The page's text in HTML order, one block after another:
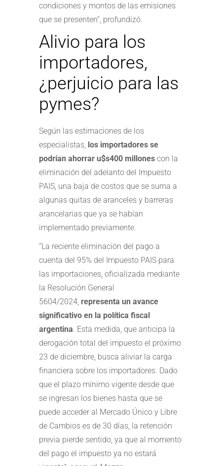
condiciones y montos de las emisiones
que se presenten”, profundizó.
Alivio para los
importadores,
¿perjuicio para las
pymes?
Según las estimaciones de los
especialistas, los importadores se
podrían ahorrar u$s400 millones con la
eliminación del adelanto del Impuesto
PAIS, una baja de costos que se suma a
algunas quitas de aranceles y barreras
arancelarias que ya se habían
implementado previamente.
“La reciente eliminación del pago a
cuenta del 95% del Impuesto PAIS para
las importaciones, oficializada mediante
la Resolución General
5604/2024, representa un avance
significativo en la política fiscal
argentina. Esta medida, que anticipa la
derogación total del impuesto el próximo
23 de diciembre, busca aliviar la carga
financiera sobre los importadores. Dado
que el plazo mínimo vigente desde que
se ingresan los bienes hasta que se
puede acceder al Mercado Único y Libre
de Cambios es de 30 días, la retención
previa pierde sentido, ya que al momento
del pago el impuesto ya no estará